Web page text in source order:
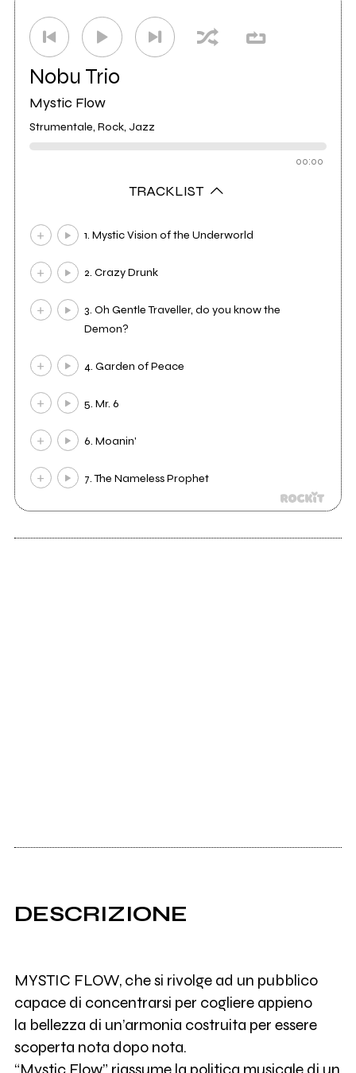
Nobu Trio
Mystic Flow
Strumentale, Rock, Jazz
00:00
TRACKLIST
1. Mystic Vision of the Underworld
2. Crazy Drunk
3. Oh Gentle Traveller, do you know the
Demon?
4. Garden of Peace
5. Mr. 6
6. Moanin'
7. The Nameless Prophet
DESCRIZIONE
MYSTIC FLOW, che si rivolge ad un pubblico
capace di concentrarsi per cogliere appieno
la bellezza di un’armonia costruita per essere
scoperta nota dopo nota.